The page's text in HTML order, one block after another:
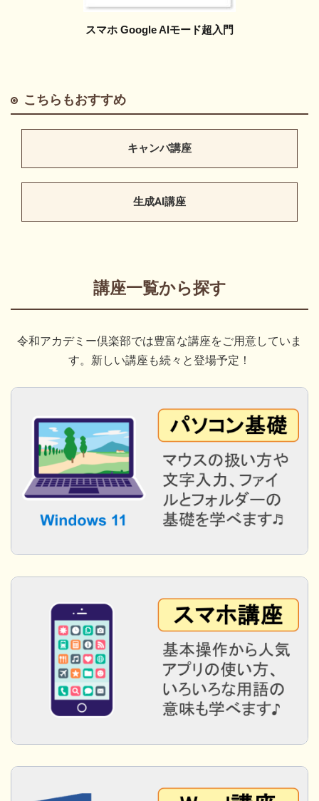
スマホ Google AIモード超入門
こちらもおすすめ
キャンバ講座
生成AI講座
講座一覧から探す
令和アカデミー倶楽部では豊富な講座をご用意していま
す。新しい講座も続々と登場予定！